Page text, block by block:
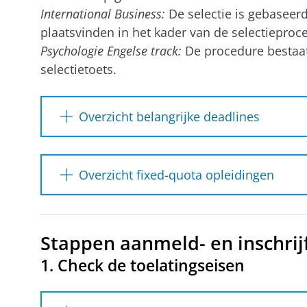
International Business: De selectie is
plaatsvinden in het kader van de
Psychologie Engelse track: De procedure
selectietoets.
Overzicht belangrijke deadlines
15 januari
2026
Je meldt je viaStudielink
Beperkt aantal
Je mag je in één
Overzicht fixed-quota opleidingen
International Business (550 plaatsen)
International Relations and
Stappen aanmeld- en
1. Check de toelatingseisen